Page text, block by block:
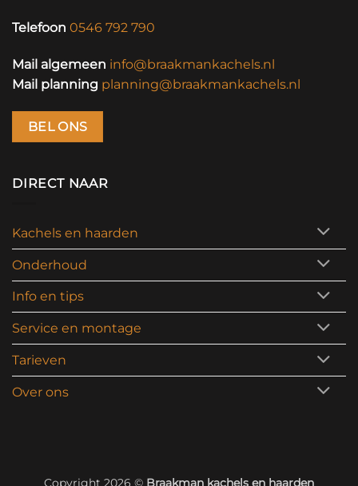
Telefoon 0546 792 790
Mail algemeen info@braakmankachels.nl
Mail planning planning@braakmankachels.nl
BEL ONS
DIRECT NAAR
Kachels en haarden
Onderhoud
Info en tips
Service en montage
Tarieven
Over ons
Copyright 2026 © Braakman kachels en haarden